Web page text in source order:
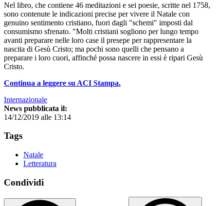
Nel libro, che contiene 46 meditazioni e sei poesie, scritte nel 1758,
sono contenute le indicazioni precise per vivere il Natale con
genuino sentimento cristiano, fuori dagli "schemi" imposti dal
consumismo sfrenato. "Molti cristiani sogliono per lungo tempo
avanti preparare nelle loro case il presepe per rappresentare la
nascita di Gesù Cristo; ma pochi sono quelli che pensano a
preparare i loro cuori, affinché possa nascere in essi è ripari Gesù
Cristo.
Continua a leggere su ACI Stampa.
Internazionale
News pubblicata il:
14/12/2019 alle 13:14
Tags
Natale
Letteratura
Condividi